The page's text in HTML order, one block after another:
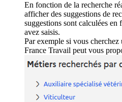
En fonction de la recherche
afficher des suggestions de
suggestions sont calculées
avez saisis.
Par exemple si vous
France Travail peut vous